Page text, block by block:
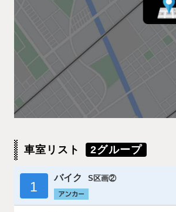
車室リスト 2グループ
1
バイク S区画②